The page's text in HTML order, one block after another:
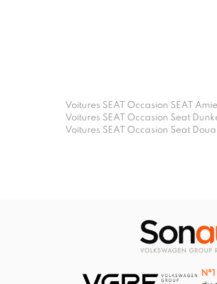
Voitures SEAT Occasion SEAT
Voitures SEAT Occasion Seat
Voitures SEAT Occasion Seat Douai